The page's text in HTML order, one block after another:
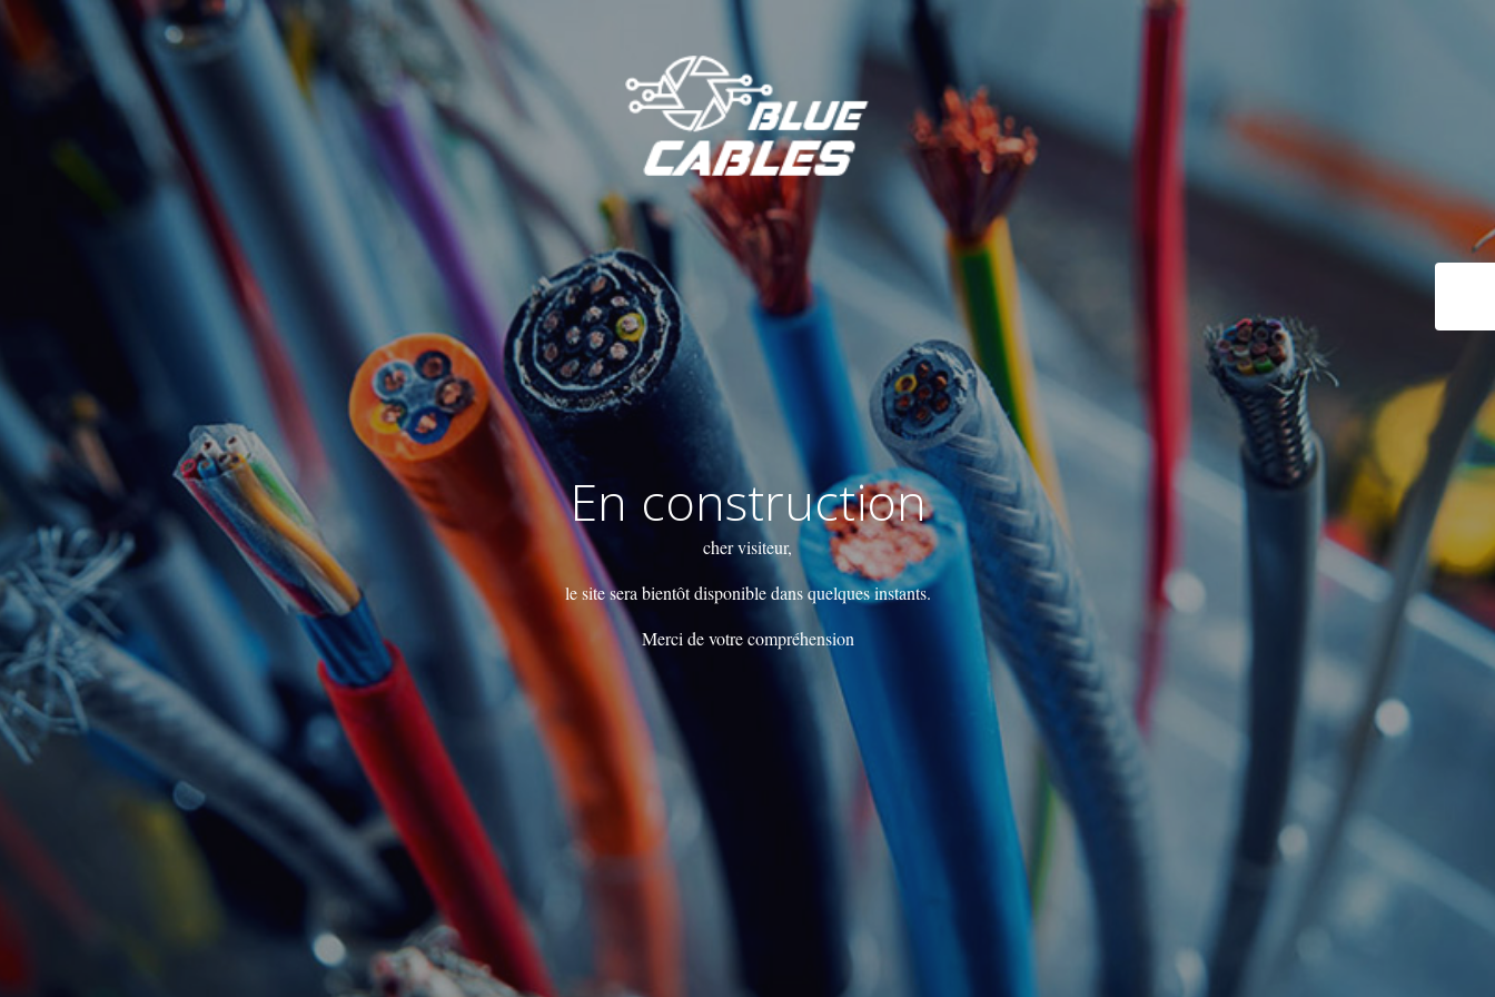
En construction
cher visiteur,
le site sera bientôt disponible dans quelques instants.
Merci de votre compréhension